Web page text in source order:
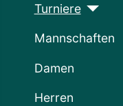
Turniere
Mannschaften
Damen
Herren